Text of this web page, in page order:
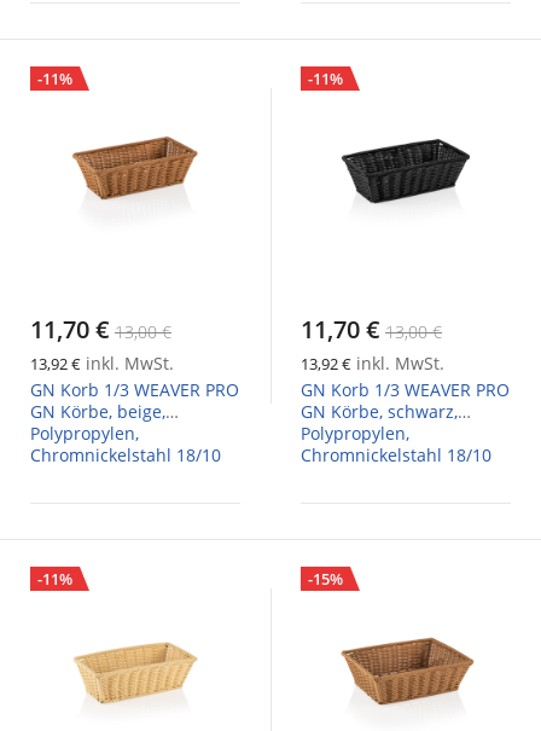
-11%
11,70 € 13,00 €
13,92 € inkl. MwSt.
GN Korb 1/3 WEAVER PRO
GN Körbe, beige,
Polypropylen,
Chromnickelstahl 18/10
-11%
11,70 € 13,00 €
13,92 € inkl. MwSt.
GN Korb 1/3 WEAVER PRO
GN Körbe, schwarz,
Polypropylen,
Chromnickelstahl 18/10
-11% -15%